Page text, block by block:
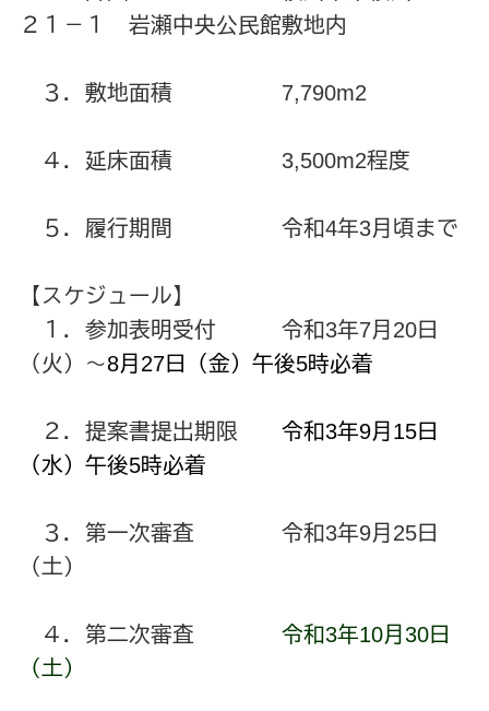
２１－１ 岩瀬中央公民館敷地内
３．敷地面積 7,790m2
４．延床面積 3,500m2程度
５．履行期間 令和4年3月頃まで
【スケジュール】
１．参加表明受付 令和3年7月20日
（火）～8月27日（金）午後5時必着
２．提案書提出期限 令和3年9月15日
（水）午後5時必着
３．第一次審査 令和3年9月25日
（土）
４．第二次審査 令和3年10月30日
（土）